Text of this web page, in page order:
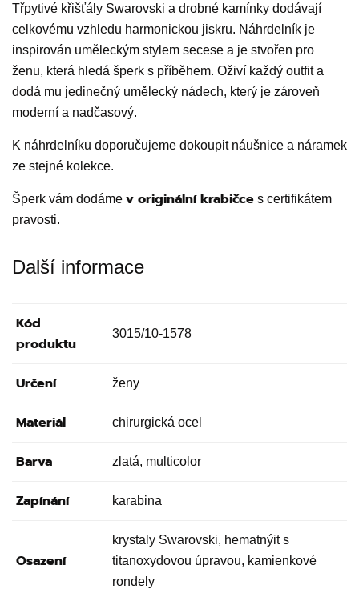
Třpytivé křišťály Swarovski a drobné kamínky dodávají
celkovému vzhledu harmonickou jiskru. Náhrdelník je
inspirován uměleckým stylem secese a je stvořen pro
ženu, která hledá šperk s příběhem. Oživí každý outfit a
dodá mu jedinečný umělecký nádech, který je zároveň
moderní a nadčasový.
K náhrdelníku doporučujeme dokoupit náušnice a náramek
ze stejné kolekce.
Šperk vám dodáme v originální krabičce s certifikátem
pravosti.
Další informace
Kód
produktu
3015/10-1578
Určení ženy
Materiál chirurgická ocel
Barva zlatá, multicolor
Zapínání karabina
Osazení
krystaly Swarovski, hematnýit s
titanoxydovou úpravou, kamienkové
rondely